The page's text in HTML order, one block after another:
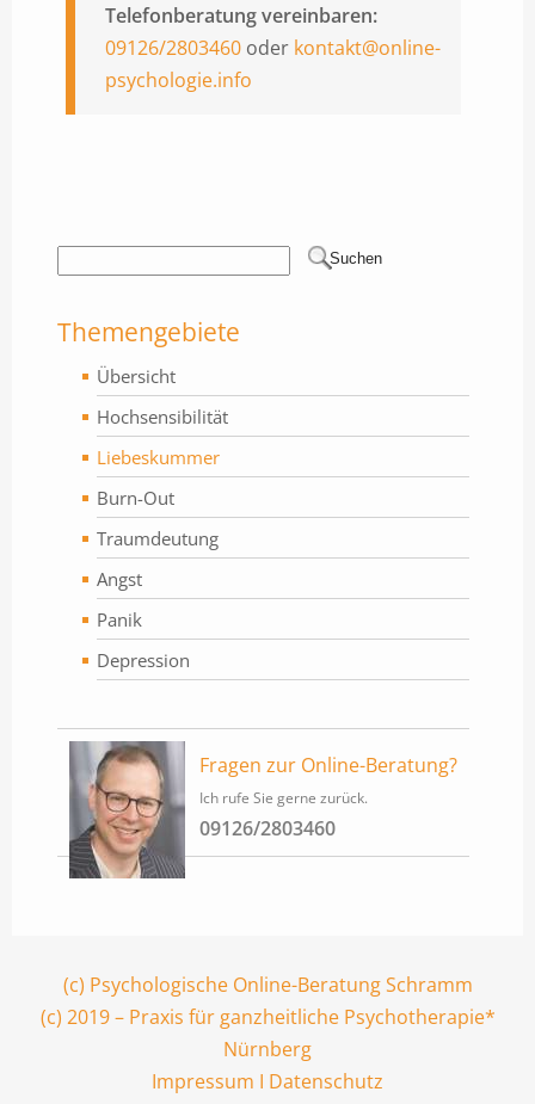
Telefonberatung vereinbaren:
09126/2803460oder kontakt@online-
psychologie.info
Themengebiete
Übersicht
Hochsensibilität
Liebeskummer
Burn-Out
Traumdeutung
Angst
Panik
Depression
Fragen zur Online-Beratung?
Ich rufe Sie gerne zurück.
09126/2803460
(c) Psychologische Online-Beratung Schramm
(c) 2019 – Praxis für ganzheitliche Psychotherapie*
Nürnberg
Impressum I Datenschutz